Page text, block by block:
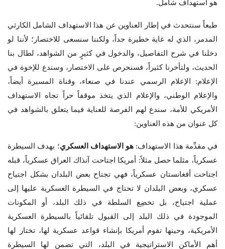
هو استهداف شامل.
طبعاً سنتحدث في إطار العناوين عن هذا الاستهداف الشامل الكارثي
المدمر، الذي له غاية خطيرة جداً، ولكننا سنسعى للاختصار؛ لأننا لو
دخلنا في شرح التفاصيل، والدخول في كثيرٍ من الشواهد، لطال بنا
الحديث، ولتأخرنا كثيراً، فسنحرص على الاختصار، وسندع للإخوة في
الإعلام: الإعلام الرسمي عندنا في صنعاء، وقناة المسيرة أيضاً،
والإعلام الوطني، والإعلام الذي يتخذ موقفاً حراً تجاه الاستهداف
الأمريكي للأمة، سندع لهم الفرصة للعناية فيما يتعلق بالشواهد في
كل عنوان من هذه العناوين:
في مقدِّمة هذا الاستهداف: هو الاستهداف العسكري؛ بهدف السيطرة
عسكرياً، مثلما حصل مثلاً: أمريكا اجتاحت آنذاك العراق عسكرياً، قبله
اجتاحت أفغانستان عسكرياً، فهي تجتاح بعض البلدان بشكل اجتياح
عسكري، وبعض البلدان لا تحتاج في السيطرة العسكرية عليها إلى
عملية اجتياح، بل تخضِع السلطة في ذلك البلد، أو المكونات
الموجودة في ذلك البلد إلى القبول تلقائياً بالسيطرة العسكرية
الأمريكية، وحينها تقوم أمريكا بإنشاء قواعد عسكرية لها، تختار لها
أهم الأماكن الاستراتيجية في البلد، التي تضمن لها السيطرة